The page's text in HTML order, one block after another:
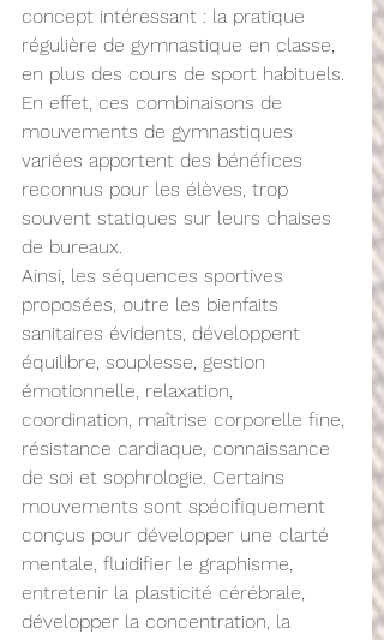
concept intéressant : la pratique
régulière de gymnastique en classe,
en plus des cours de sport habituels.
En effet, ces combinaisons de
mouvements de gymnastiques
variées apportent des bénéfices
reconnus pour les élèves, trop
souvent statiques sur leurs chaises
de bureaux.
Ainsi, les séquences sportives
proposées, outre les bienfaits
sanitaires évidents, développent
équilibre, souplesse, gestion
émotionnelle, relaxation,
coordination, maîtrise corporelle fine,
résistance cardiaque, connaissance
de soi et sophrologie. Certains
mouvements sont spécifiquement
conçus pour développer une clarté
mentale, fluidifier le graphisme,
entretenir la plasticité cérébrale,
développer la concentration, la